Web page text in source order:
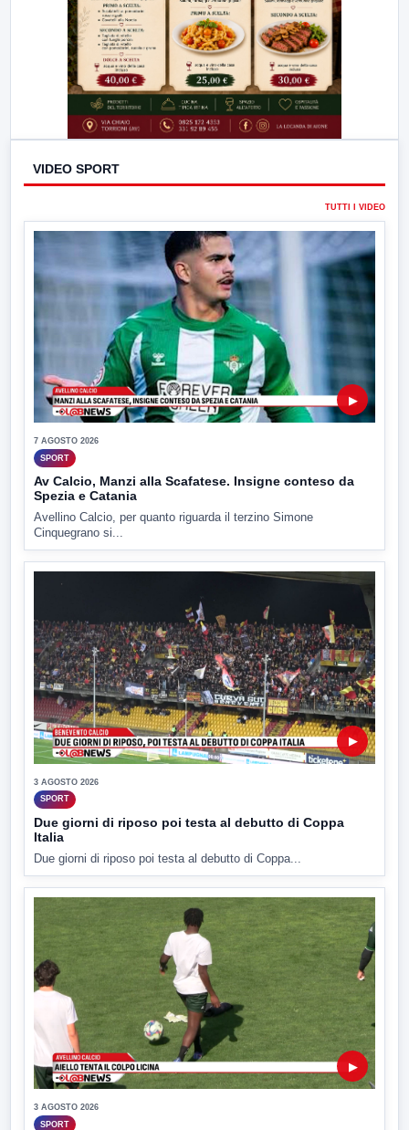
VIDEO SPORT
TUTTI I VIDEO
▶
7 AGOSTO 2026
SPORT
Av Calcio, Manzi alla Scafatese. Insigne conteso da
Spezia e Catania
Avellino Calcio, per quanto riguarda il terzino Simone
Cinquegrano si...
▶
3 AGOSTO 2026
SPORT
Due giorni di riposo poi testa al debutto di Coppa
Italia
Due giorni di riposo poi testa al debutto di Coppa...
▶
3 AGOSTO 2026
SPORT